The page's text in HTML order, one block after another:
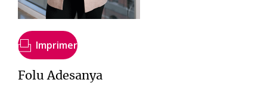
Imprimer
Folu Adesanya